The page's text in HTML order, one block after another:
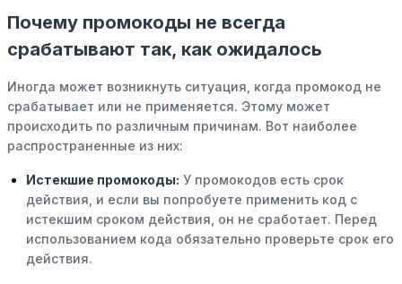
Почему промокоды не всегда
срабатывают так, как ожидалось
Иногда может возникнуть ситуация, когда промокод не
срабатывает или не применяется. Этому может
происходить по различным причинам. Вот наиболее
распространенные из них:
Истекшие промокоды: У промокодов есть срок
действия, и если вы попробуете применить код с
истекшим сроком действия, он не сработает. Перед
использованием кода обязательно проверьте срок его
действия.